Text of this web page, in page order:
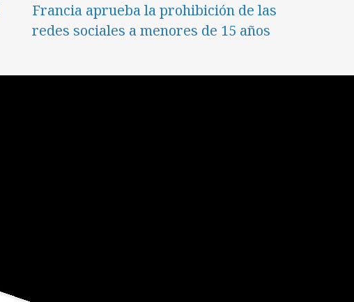
Francia aprueba la prohibición de las
redes sociales a menores de 15 años